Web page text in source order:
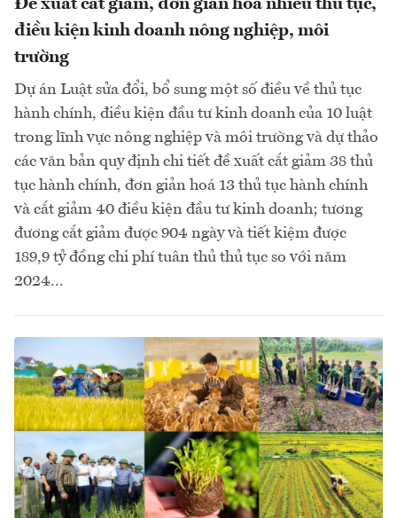
Đề xuất cắt giảm, đơn giản hóa nhiều thủ tục,
điều kiện kinh doanh nông nghiệp, môi
trường
Dự án Luật sửa đổi, bổ sung một số điều về thủ tục
hành chính, điều kiện đầu tư kinh doanh của 10 luật
trong lĩnh vực nông nghiệp và môi trường và dự thảo
các văn bản quy định chi tiết đề xuất cắt giảm 38 thủ
tục hành chính, đơn giản hoá 13 thủ tục hành chính
và cắt giảm 40 điều kiện đầu tư kinh doanh; tương
đương cắt giảm được 904 ngày và tiết kiệm được
189,9 tỷ đồng chi phí tuân thủ thủ tục so với năm
2024...